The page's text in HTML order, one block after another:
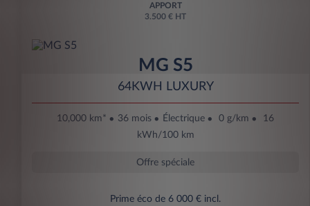
APPORT
3.500 € HT
MG S5
64KWH LUXURY
10,000 km* 36 mois Électrique 0 g/km
16
kWh/100 km
Offre spéciale
Prime éco de 6 000 € incl.